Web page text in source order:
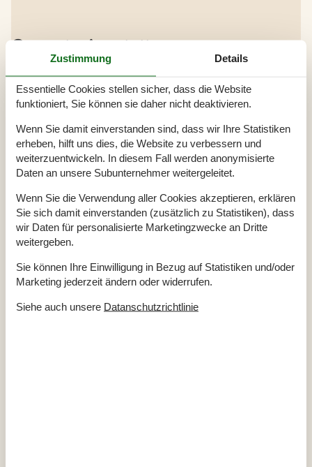
Gesamte Ausstattung
Badezimmer
Dusche
Waschbecken
Diverse
Anzahl Badezimmer 1
Anzahl Schlafzimmer 3
Baujahr 2002
Eingezäunt
Geschlossene Terrasse
Hoch Geschwindigkeits Internet
Internet
Nationales Fernsehen
Nichtraucher
Draußen
Eingezäuntes Grundstück
Zustimmung Details
Essentielle Cookies stellen sicher, dass die Website
funktioniert, Sie können sie daher nicht deaktivieren.
Wenn Sie damit einverstanden sind, dass wir Ihre Statistiken
erheben, hilft uns dies, die Website zu verbessern und
weiterzuentwickeln. In diesem Fall werden anonymisierte
Daten an unsere Subunternehmer weitergeleitet.
Wenn Sie die Verwendung aller Cookies akzeptieren, erklären
Sie sich damit einverstanden (zusätzlich zu Statistiken), dass
wir Daten für personalisierte Marketingzwecke an Dritte
weitergeben.
Sie können Ihre Einwilligung in Bezug auf Statistiken und/oder
Marketing jederzeit ändern oder widerrufen.
Siehe auch unsere Datanschutzrichtlinie